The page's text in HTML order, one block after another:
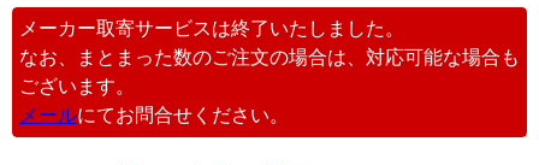
メーカー取寄サービスは終了いたしました。
なお、まとまった数のご注文の場合は、対応可能な場合も
ございます。
メールにてお問合せください。